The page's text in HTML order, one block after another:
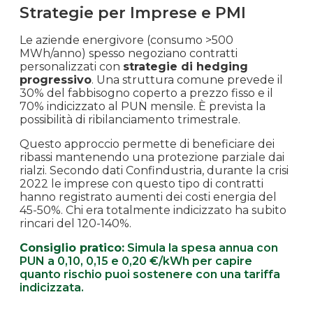
2021
€ 0.069
Marzo
2021
€ 0.060 € 60.39 +6.7%
Febbraio
2021
Gennaio
2021
€ 0.061 € 60.71 +12.4%
Dicembre
2020
Novembre
2020
Strategie per Imprese e PMI
Le aziende energivore (consumo >500
MWh/anno) spesso negoziano contratti
personalizzati con strategie di hedging
progressivo. Una struttura comune prevede il
30% del fabbisogno coperto a prezzo fisso e il
70% indicizzato al PUN mensile. È prevista la
possibilità di ribilanciamento trimestrale.
Questo approccio permette di beneficiare dei
ribassi mantenendo una protezione parziale dai
rialzi. Secondo dati Confindustria, durante la crisi
2022 le imprese con questo tipo di contratti
hanno registrato aumenti dei costi energia del
45-50%. Chi era totalmente indicizzato ha subito
rincari del 120-140%.
Consiglio pratico: Simula la spesa annua con
PUN a 0,10, 0,15 e 0,20 €/kWh per capire
quanto rischio puoi sostenere con una tariffa
indicizzata.